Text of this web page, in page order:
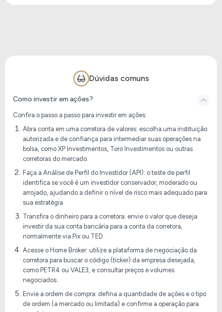
Dúvidas comuns
Como investir em ações?
Confira o passo a passo para investir em ações:
Abra conta em uma corretora de valores: escolha uma instituição
autorizada e de confiança para intermediar suas operações na
bolsa, como XP Investimentos, Toro Investimentos ou outras
corretoras do mercado.
Faça a Análise de Perfil do Investidor (API): o teste de perfil
identifica se você é um investidor conservador, moderado ou
arrojado, ajudando a definir o nível de risco mais adequado para
sua estratégia.
Transfira o dinheiro para a corretora: envie o valor que deseja
investir da sua conta bancária para a conta da corretora,
normalmente via Pix ou TED.
Acesse o Home Broker: utilize a plataforma de negociação da
corretora para buscar o código (ticker) da empresa desejada,
como PETR4 ou VALE3, e consultar preços e volumes
negociados.
Envie a ordem de compra: defina a quantidade de ações e o tipo
de ordem (a mercado ou limitada) e confirme a operação para